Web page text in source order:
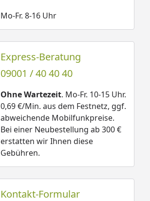
Mo-Fr. 8-16 Uhr
Express-Beratung
09001 / 40 40 40
Ohne Wartezeit. Mo-Fr. 10-15 Uhr.
0,69 €/Min. aus dem Festnetz, ggf.
abweichende Mobilfunkpreise.
Bei einer Neubestellung ab 300 €
erstatten wir Ihnen diese
Gebühren.
Kontakt-Formular